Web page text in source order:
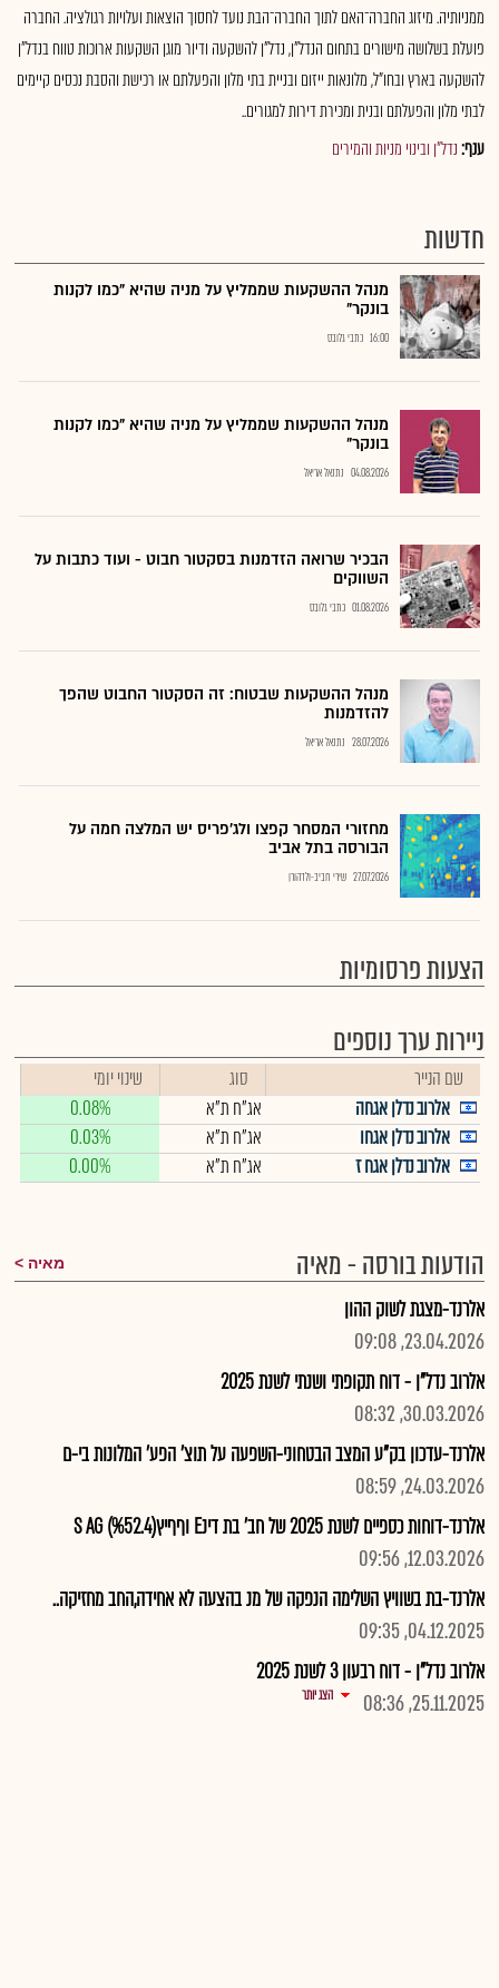
ממניותיה. מיזוג החברה־האם לתוך החברה־הבת נועד לחסוך הוצאות ועלויות רגולציה. החברה
פועלת בשלושה מישורים בתחום הנדל"ן, נדל"ן להשקעה ודיור מוגן השקעות ארוכות טווח בנדל"ן
להשקעה בארץ ובחו"ל, מלונאות ייזום ובניית בתי מלון והפעלתם או רכישת והסבת נכסים קיימים
לבתי מלון והפעלתם ובנית ומכירת דירות למגורים..
ענף:נדל"ן ובינוי מניות והמירים
חדשות
מנהל ההשקעות שממליץ על מניה שהיא "כמו לקנות
בונקר"
16:00 כתבי גלובס
מנהל ההשקעות שממליץ על מניה שהיא "כמו לקנות
בונקר"
04.08.2026 נתנאל אריאל
הבכיר שרואה הזדמנות בסקטור חבוט - ועוד כתבות על
השווקים
01.08.2026 כתבי גלובס
מנהל ההשקעות שבטוח: זה הסקטור החבוט שהפך
להזדמנות
28.07.2026 נתנאל אריאל
מחזורי המסחר קפצו ולג'פריס יש המלצה חמה על
הבורסה בתל אביב
27.07.2026 שירי חביב-ולדהורן
הצעות פרסומיות
ניירות ערך נוספים
שם הנייר סוג
שינוי יומי
אלרוב נדלן אגחה
אג"ח ת"א
0.08%
אלרוב נדלן אגחו
אג"ח ת"א
0.03%
אלרוב נדלן אגח ז
אג"ח ת"א 0.00%
הודעות בורסה - מאיה מאיה
אלרנד-מצגת לשוק ההון
23.04.2026, 09:08
אלרוב נדל"ן - דוח תקופתי ושנתי לשנת 2025
30.03.2026, 08:32
אלרנד-עדכון בק"ע המצב הבטחוני-השפעה על תוצ' הפע' המלונות בי-ם
24.03.2026, 08:59
אלרנד-דוחות כספיים לשנת 2025 של חב' בת דינE וףףיץS AG (%52.4)
12.03.2026, 09:56
אלרנד-בת בשוויץ השלימה הנפקה של מנ בהצעה לא אחידה,החב מחזיקה..
04.12.2025, 09:35
אלרוב נדל"ן - דוח רבעון 3 לשנת 2025
25.11.2025, 08:36
הצג יותר